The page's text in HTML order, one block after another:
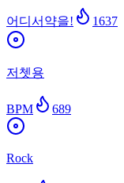
어디서약을! 1637
저쳇용
BPM 689
Rock